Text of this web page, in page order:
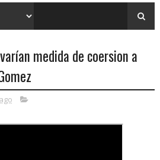
medida de coersion a